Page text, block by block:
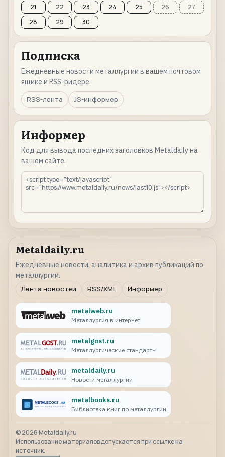
21
22 23 24 25 26
27
28
29 30
Подписка
Ежедневные новости металлургии в вашем почтовом
ящике и RSS-ридере.
RSS-лента
JS-информер
Информер
Код для вывода последних заголовков Metaldaily на
вашем сайте.
Metaldaily.ru
Ежедневные новости, аналитика и архив публикаций по
металлургии.
Лента новостей
RSS/XML Информер
metalweb.ru
Металлургия в интернет
metalgost.ru
Металлургические стандарты
metaldaily.ru
Новости металлургии
metalbooks.ru
Библиотека книг по металлургии
©2026 Metaldaily.ru
Использование материалов допускается при ссылке на
источник.